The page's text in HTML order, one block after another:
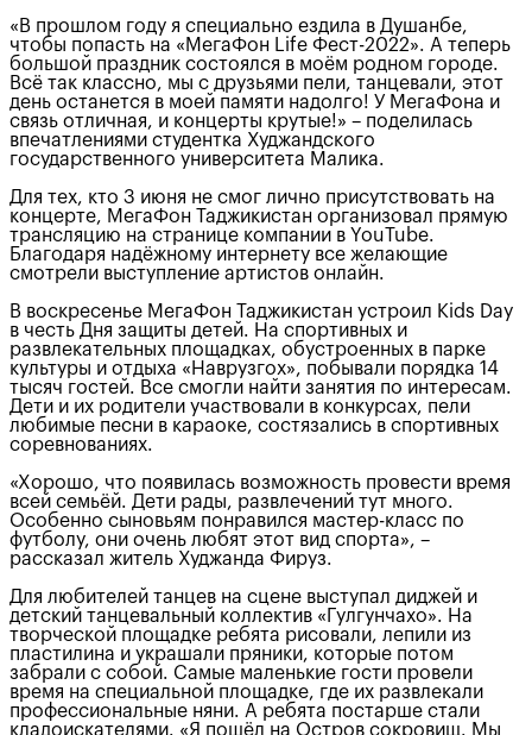
«В прошлом году я специально ездила в Душанбе,
чтобы попасть на «МегаФон Life Фест-2022». А теперь
большой праздник состоялся в моём родном городе.
Всё так классно, мы с друзьями пели, танцевали, этот
день останется в моей памяти надолго! У МегаФона и
связь отличная, и концерты крутые!» – поделилась
впечатлениями студентка Худжандского
государственного университета Малика.
Для тех, кто 3 июня не смог лично присутствовать на
концерте, МегаФон Таджикистан организовал прямую
трансляцию на странице компании в YouTube.
Благодаря надёжному интернету все желающие
смотрели выступление артистов онлайн.
В воскресенье МегаФон Таджикистан устроил Kids Day
в честь Дня защиты детей. На спортивных и
развлекательных площадках, обустроенных в парке
культуры и отдыха «Наврузгох», побывали порядка 14
тысяч гостей. Все смогли найти занятия по интересам.
Дети и их родители участвовали в конкурсах, пели
любимые песни в караоке, состязались в спортивных
соревнованиях.
«Хорошо, что появилась возможность провести время
всей семьёй. Дети рады, развлечений тут много.
Особенно сыновьям понравился мастер-класс по
футболу, они очень любят этот вид спорта», –
рассказал житель Худжанда Фируз.
Для любителей танцев на сцене выступал диджей и
детский танцевальный коллектив «Гулгунчахо». На
творческой площадке ребята рисовали, лепили из
пластилина и украшали пряники, которые потом
забрали с собой. Самые маленькие гости провели
время на специальной площадке, где их развлекали
профессиональные няни. А ребята постарше стали
кладоискателями. «Я пошёл на Остров сокровищ. Мы